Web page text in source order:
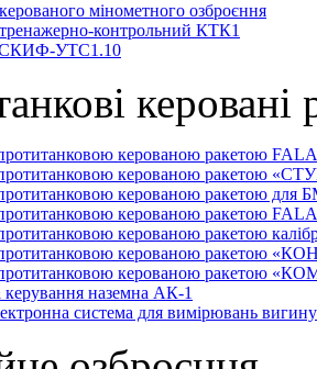
мінометного озброєння
контрольний КТК1
СКИФ-УТС1.10
керовані
керованою ракетою
керованою ракетою
керованою ракетою для
керованою ракетою
керованою ракетою
керованою ракетою
керованою ракетою
керування наземна АК-1
система для вимірювань